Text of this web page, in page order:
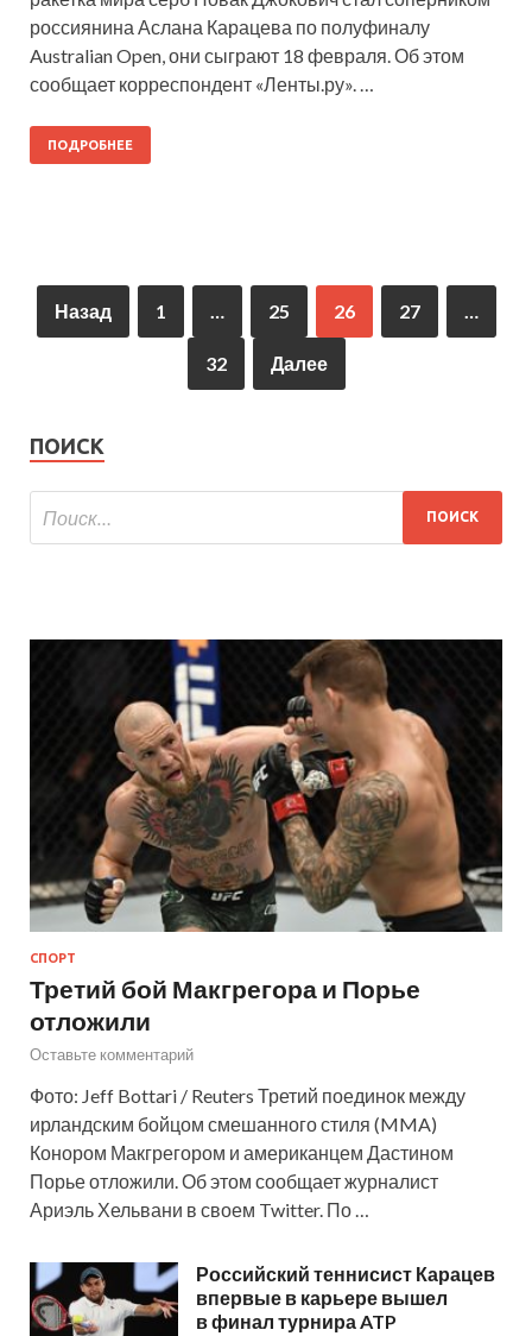
россиянина Аслана Карацева по полуфиналу
Australian Open, они сыграют 18 февраля. Об этом
сообщает корреспондент «Ленты.ру». …
ПОДРОБНЕЕ
Назад 1 … 25 26 27 …
32 Далее
ПОИСК
СПОРТ
Третий бой Макгрегора и Порье
отложили
Оставьте комментарий
Фото: Jeff Bottari / Reuters Третий поединок между
ирландским бойцом смешанного стиля (MMA)
Конором Макгрегором и американцем Дастином
Порье отложили. Об этом сообщает журналист
Ариэль Хельвани в своем Twitter. По …
Российский теннисист Карацев
впервые в карьере вышел
в финал турнира ATP